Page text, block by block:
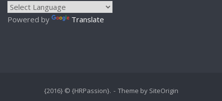
Powered by Translate
{2016} © {HRPassion}. Theme by SiteOrigin